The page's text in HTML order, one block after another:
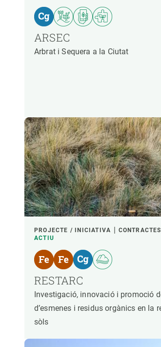
ARSEC
Arbrat i Sequera a la Ciutat
PROJECTE / INICIATIVA
ACTIU
RESTARC
Investigació, innovació i promoció
d’esmenes i residus orgànics en la
sòls